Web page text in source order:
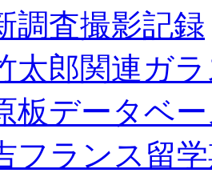
調査撮影記録
太郎関連ガ
板データベ
フランス留